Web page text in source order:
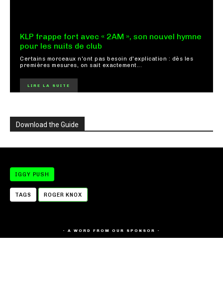
KLP frappe fort avec « 2AM », son nouvel hymne
pour les nuits de club
Certains morceaux n'ont pas besoin d'explication : dès les
premières mesures, on sait exactement...
LIRE LA SUITE
Download the Guide
IGGY PUSH
TAGS ROGER KNOX
- A WORD FROM OUR SPONSOR -